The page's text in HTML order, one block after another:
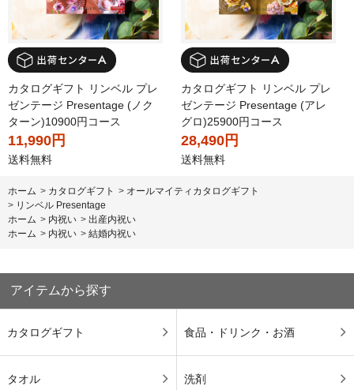
カタログギフト リンベル プレ
ゼンテージ Presentage (ノク
ターン)10900円コース
11,990円
送料無料
カタログギフト リンベル プレ
ゼンテージ Presentage (アレ
グロ)25900円コース
28,490円
送料無料
ホーム > カタログギフト > オールマイティカタログギフト
> リンベル Presentage
ホーム > 内祝い > 出産内祝い
ホーム > 内祝い > 結婚内祝い
アイテムから探す
カタログギフト 食品・ドリンク・お酒
タオル 洗剤